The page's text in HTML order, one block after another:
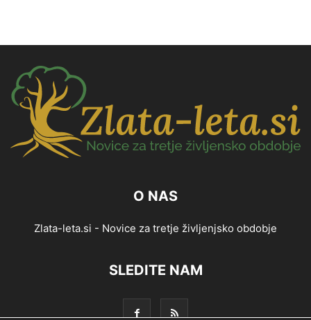
O NAS
Zlata-leta.si - Novice za tretje življenjsko obdobje
SLEDITE NAM